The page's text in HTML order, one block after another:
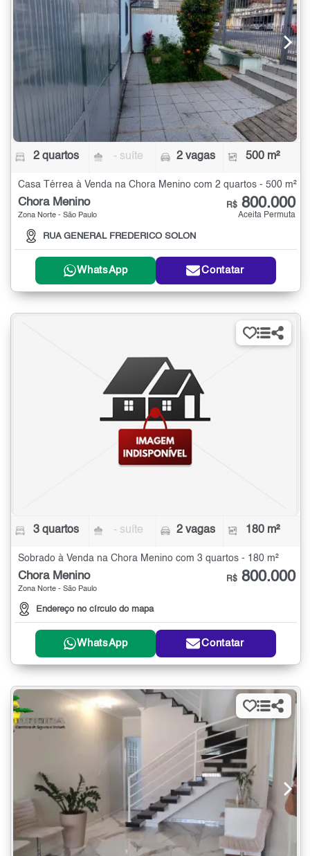
2 quartos - suíte 2 vagas 500 m²
Casa Térrea à Venda na Chora Menino com 2 quartos - 500 m²
Chora Menino
Zona Norte - São Paulo
RUA GENERAL FREDERICO SOLON
R$ 800.000
Aceita Permuta
WhatsApp Contatar
3 quartos - suíte 2 vagas 180 m²
Sobrado à Venda na Chora Menino com 3 quartos - 180 m²
Chora Menino
Zona Norte - São Paulo
Endereço no círculo do mapa
R$ 800.000
WhatsApp Contatar